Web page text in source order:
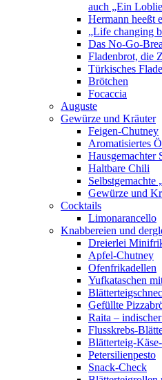
auch „Ein
Hermann heeßt
„Life changing
Das No-Go-
Fladenbrot, die
Türkisches
Brötchen
Focaccia
Auguste
Gewürze und Kräuter
Feigen-Chutney
Aromatisiertes
Hausgemachter
Haltbare Chili
Selbstgemachte
Gewürze und
Cocktails
Limonarancello
Knabbereien und
Dreierlei
Apfel-Chutney
Ofenfrikadellen
Yufkataschen
Gefüllte
Raita –
Flusskrebs-
Blätterteig-
Petersilienpesto
Snack-Check